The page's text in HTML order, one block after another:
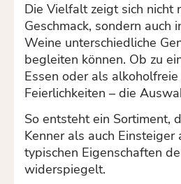
Die Vielfalt zeigt sich nicht
Geschmack, sondern auch
Weine unterschiedliche
begleiten können. Ob zu
Essen oder als
Feierlichkeiten – die
So entsteht ein Sortiment,
Kenner als auch Einsteiger
typischen Eigenschaften
widerspiegelt.